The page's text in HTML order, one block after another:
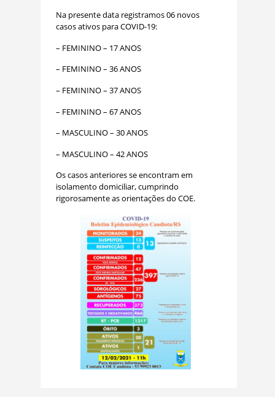
Na presente data registramos 06 novos
casos ativos para COVID-19:
– FEMININO – 17 ANOS
– FEMININO – 36 ANOS
– FEMININO – 37 ANOS
– FEMININO – 67 ANOS
– MASCULINO – 30 ANOS
– MASCULINO – 42 ANOS
Os casos anteriores se encontram em
isolamento domiciliar, cumprindo
rigorosamente as orientações do COE.